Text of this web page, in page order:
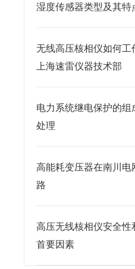
湿度传感器类型及其特
无线高压核相仪如何
上海速雷仪器技术部
电力系统继电保护的组
处理
高能耗变压器在南川电
路
高压无线核相仪安全性
首要因素